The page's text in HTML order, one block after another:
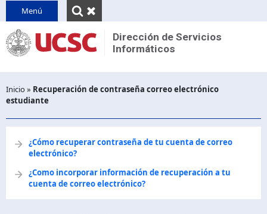
Menú
Dirección de Servicios
Informáticos
INICIO
QUIENES SOMOS
Reseña
Decretos y normativas
CONTACTO
PINVU
Inicio» Recuperación de contraseña correo electrónico
estudiante
breadcrumb
¿Cómo recuperar contraseña de tu cuenta de correo
electrónico?
¿Como incorporar información de recuperación a tu
cuenta de correo electrónico?